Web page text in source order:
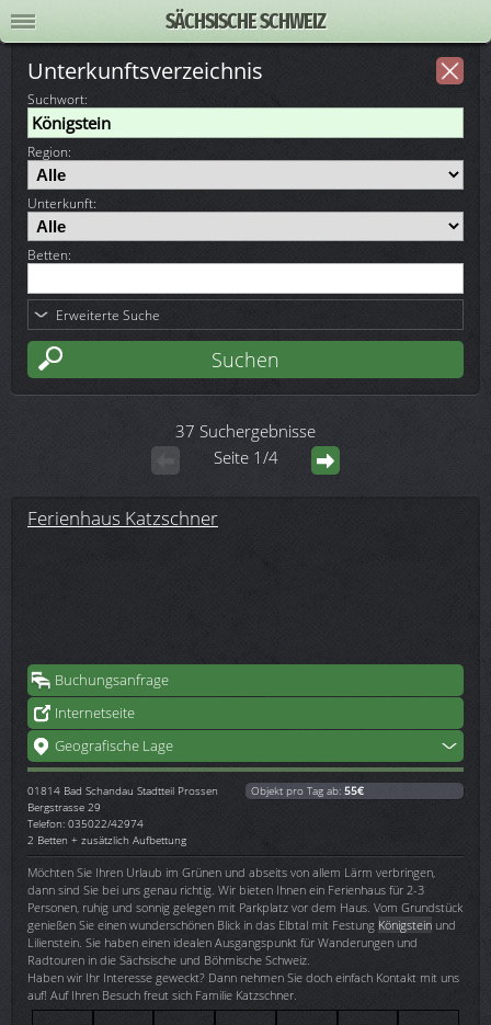
SÄCHSISCHE SCHWEIZ
Unterkunftsverzeichnis
Suchwort:
Region:
Unterkunft:
Betten:
Erweiterte Suche
37 Suchergebnisse
Seite 1/4
Ferienhaus Katzschner
Buchungsanfrage
Internetseite
Geografische Lage
01814 Bad Schandau Stadtteil Prossen
Bergstrasse 29
Telefon: 035022/42974
2 Betten + zusätzlich Aufbettung
Objekt pro Tag ab: 55€
Möchten Sie Ihren Urlaub im Grünen und abseits von allem Lärm verbringen,
dann sind Sie bei uns genau richtig. Wir bieten Ihnen ein Ferienhaus für 2-3
Personen, ruhig und sonnig gelegen mit Parkplatz vor dem Haus. Vom Grundstück
genießen Sie einen wunderschönen Blick in das Elbtal mit Festung Königstein und
Lilienstein. Sie haben einen idealen Ausgangspunkt für Wanderungen und
Radtouren in die Sächsische und Böhmische Schweiz.
Haben wir Ihr Interesse geweckt? Dann nehmen Sie doch einfach Kontakt mit uns
auf! Auf Ihren Besuch freut sich Familie Katzschner.